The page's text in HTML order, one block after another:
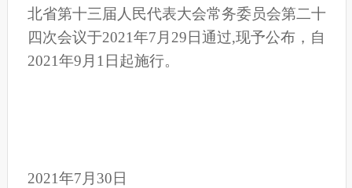
北省第十三届人民代表大会常务委员会第二十
四次会议于2021年7月29日通过,现予公布，自
2021年9月1日起施行。
2021年7月30日